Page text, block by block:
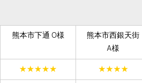
熊本市下通 O様
熊本市西銀天街
A様
★★★★★ ★★★★